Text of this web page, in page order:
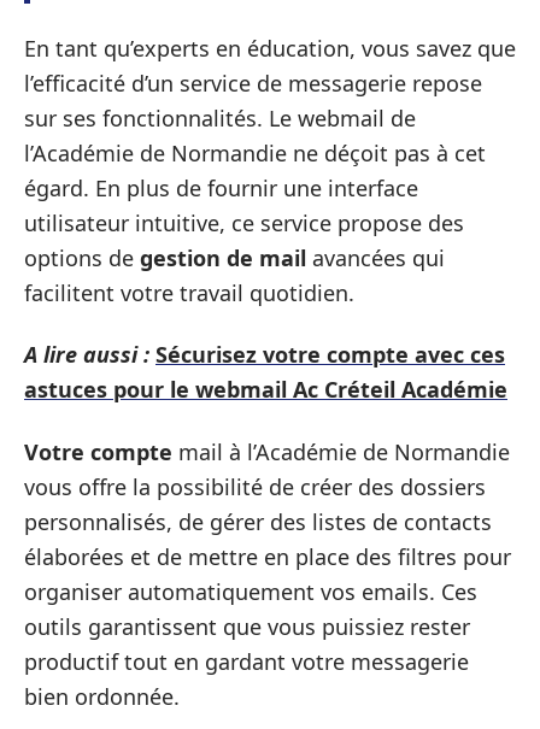
En tant qu’experts en éducation, vous savez que
l’efficacité d’un service de messagerie repose
sur ses fonctionnalités. Le webmail de
l’Académie de Normandie ne déçoit pas à cet
égard. En plus de fournir une interface
utilisateur intuitive, ce service propose des
options de gestion de mail avancées qui
facilitent votre travail quotidien.
A lire aussi : Sécurisez votre compte avec ces
astuces pour le webmail Ac Créteil Académie
Votre compte mail à l’Académie de Normandie
vous offre la possibilité de créer des dossiers
personnalisés, de gérer des listes de contacts
élaborées et de mettre en place des filtres pour
organiser automatiquement vos emails. Ces
outils garantissent que vous puissiez rester
productif tout en gardant votre messagerie
bien ordonnée.